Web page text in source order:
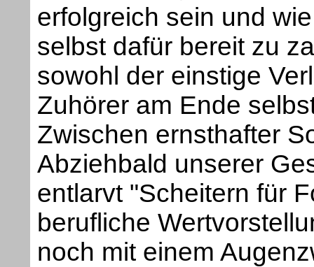
erfolgreich sein und
selbst dafür bereit zu
sowohl der einstige
Zuhörer am Ende
Zwischen ernsthafter
Abziehbald unserer
entlarvt "Scheitern für
berufliche
noch mit einem